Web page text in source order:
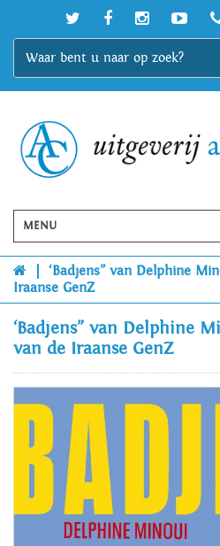
MENU
‘Badjens” van Delphine
Iraanse GenZ
‘Badjens” van Delphine
van de Iraanse GenZ